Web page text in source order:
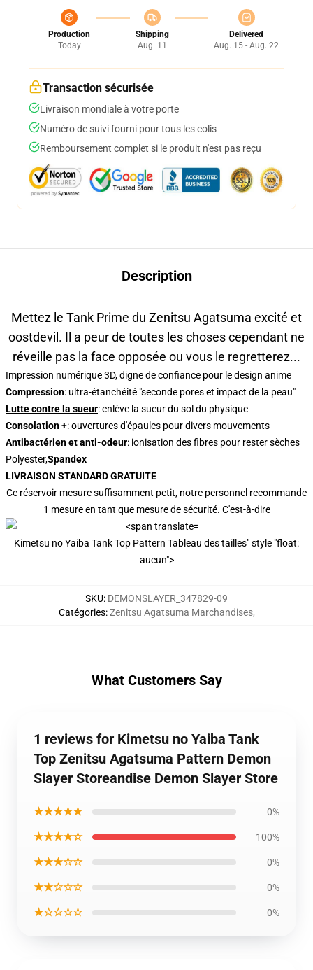
Production
Today
Shipping
Aug. 11
Delivered
Aug. 15 - Aug. 22
Transaction sécurisée
Livraison mondiale à votre porte
Numéro de suivi fourni pour tous les colis
Remboursement complet si le produit n'est pas reçu
Description
Mettez le Tank Prime du Zenitsu Agatsuma excité et
oostdevil. Il a peur de toutes les choses cependant ne
réveille pas la face opposée ou vous le regretterez...
Impression numérique 3D, digne de confiance pour le design anime
Compression: ultra-étanchéité "seconde pores et impact de la peau"
Lutte contre la sueur: enlève la sueur du sol du physique
Consolation +: ouvertures d'épaules pour divers mouvements
Antibactérien et anti-odeur: ionisation des fibres pour rester sèches
Polyester,Spandex
LIVRAISON STANDARD GRATUITE
Ce réservoir mesure suffisamment petit, notre personnel recommande
1 mesure en tant que mesure de sécurité. C'est-à-dire
Kimetsu no Yaiba Tank Top Pattern Tableau des tailles" style "float:
aucun">
SKU: DEMONSLAYER_347829-09
Catégories:Zenitsu Agatsuma Marchandises,
What Customers Say
1 reviews for Kimetsu no Yaiba Tank
Top Zenitsu Agatsuma Pattern Demon
Slayer Storeandise Demon Slayer Store
★★★★★ 0%
★★★★☆ 100%
★★★☆☆ 0%
★★☆☆☆ 0%
★☆☆☆☆ 0%